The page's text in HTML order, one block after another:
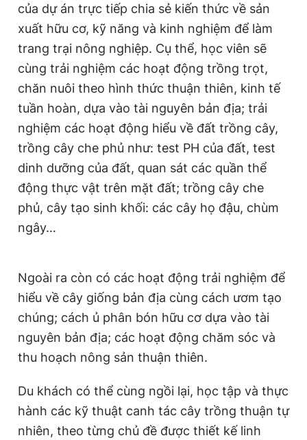
của dự án trực tiếp chia sẻ kiến thức về sản
xuất hữu cơ, kỹ năng và kinh nghiệm để làm
trang trại nông nghiệp. Cụ thể, học viên sẽ
cùng trải nghiệm các hoạt động trồng trọt,
chăn nuôi theo hình thức thuận thiên, kinh tế
tuần hoàn, dựa vào tài nguyên bản địa; trải
nghiệm các hoạt động hiểu về đất trồng cây,
trồng cây che phủ như: test PH của đất, test
dinh dưỡng của đất, quan sát các quần thể
động thực vật trên mặt đất; trồng cây che
phủ, cây tạo sinh khối: các cây họ đậu, chùm
ngây…
Ngoài ra còn có các hoạt động trải nghiệm để
hiểu về cây giống bản địa cùng cách ươm tạo
chúng; cách ủ phân bón hữu cơ dựa vào tài
nguyên bản địa; các hoạt động chăm sóc và
thu hoạch nông sản thuận thiên.
Du khách có thể cùng ngồi lại, học tập và thực
hành các kỹ thuật canh tác cây trồng thuận tự
nhiên, theo từng chủ đề được thiết kế linh